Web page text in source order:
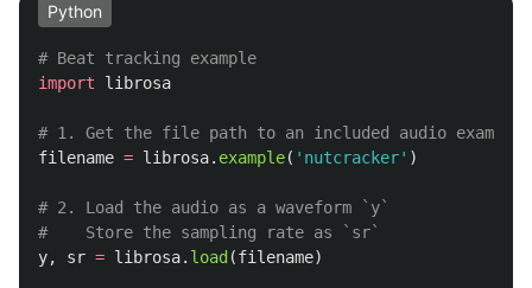
Python
import
librosa
filename = librosa. example( ' nutcracker' )
# 2. Load the audio as a waveform `y`
y, sr = librosa. load (filename)